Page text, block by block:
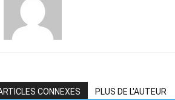
CONNEXES PLUS DE L'AUTEUR